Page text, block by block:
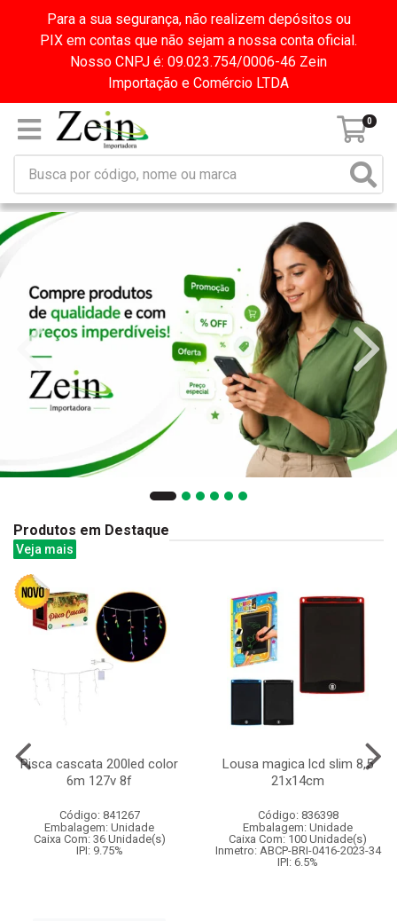
Para a sua segurança, não realizem depósitos ou
PIX em contas que não sejam a nossa conta oficial.
Nosso CNPJ é: 09.023.754/0006-46 Zein
Importação e Comércio LTDA
0
Produtos em Destaque
Veja mais
Pisca cascata 200led color
6m 127v 8f
Código: 841267
Embalagem: Unidade
Caixa Com: 36 Unidade(s)
IPI: 9.75%
Lousa magica lcd slim 8,5
21x14cm
Código: 836398
Embalagem: Unidade
Caixa Com: 100 Unidade(s)
Inmetro: ABCP-BRI-0416-2023-34
IPI: 6.5%